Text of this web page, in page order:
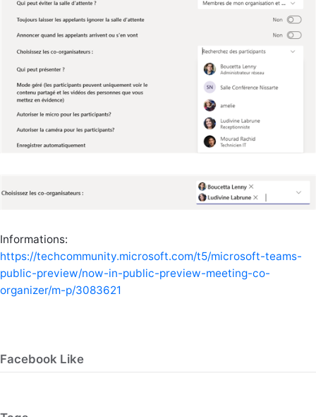
Informations:
https://techcommunity.microsoft.com/t5/microsoft-teams-
public-preview/now-in-public-preview-meeting-co-
organizer/m-p/3083621
Facebook Like